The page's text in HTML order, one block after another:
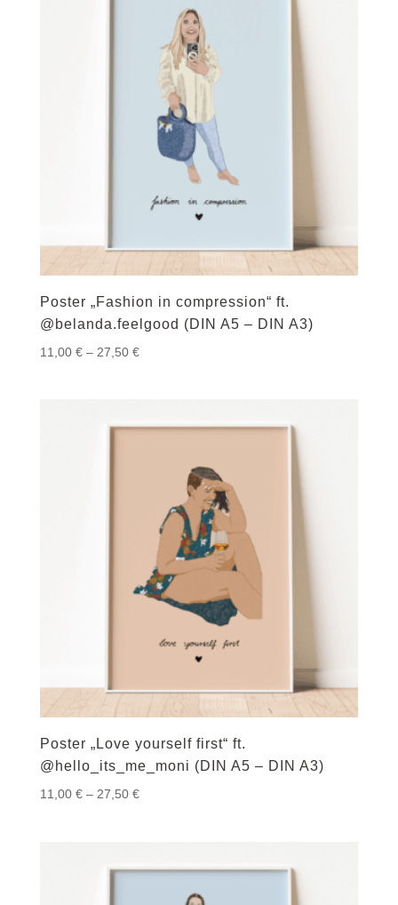
Poster „Fashion in compression“ ft.
@belanda.feelgood (DIN A5 – DIN A3)
11,00 € – 27,50 €Preisspanne:
Poster „Love yourself first“ ft.
@hello_its_me_moni (DIN A5 – DIN A3)
11,00 € – 27,50 €Preisspanne: